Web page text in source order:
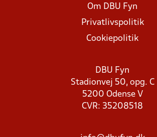
Om DBU Fyn
Privatlivspolitik
Cookiepolitik
DBU Fyn
Stadionvej 50, opg. C
5200 Odense V
CVR: 35208518